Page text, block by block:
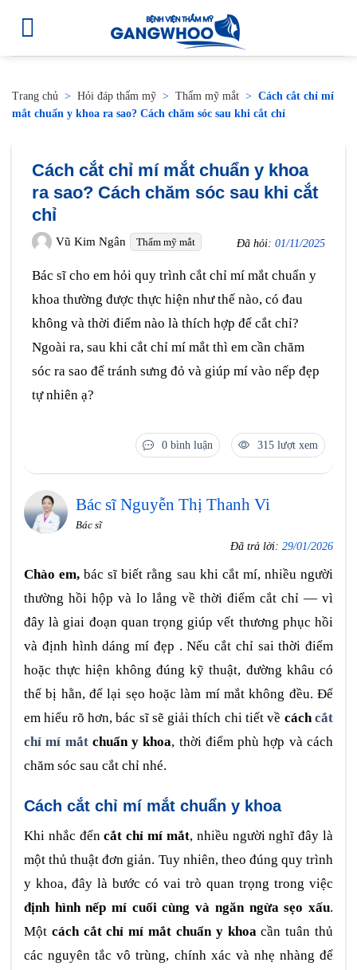
Trang chủ > Hỏi đáp thẩm mỹ > Thẩm mỹ mắt > Cách cắt chỉ mí
mắt chuẩn y khoa ra sao? Cách chăm sóc sau khi cắt chỉ
Cách cắt chỉ mí mắt chuẩn y khoa
ra sao? Cách chăm sóc sau khi cắt
chỉ
Vũ Kim Ngân Thẩm mỹ mắt Đã hỏi: 01/11/2025
Bác sĩ cho em hỏi quy trình cắt chỉ mí mắt chuẩn y
khoa thường được thực hiện như thế nào, có đau
không và thời điểm nào là thích hợp để cắt chỉ?
Ngoài ra, sau khi cắt chỉ mí mắt thì em cần chăm
sóc ra sao để tránh sưng đỏ và giúp mí vào nếp đẹp
tự nhiên ạ?
0 bình luận 315 lượt xem
Bác sĩ Nguyễn Thị Thanh Vi
Bác sĩ
Đã trả lời: 29/01/2026
Chào em,bác sĩ biết rằng sau khi cắt mí, nhiều người
thường hồi hộp và lo lắng về thời điểm cắt chỉ — vì
đây là giai đoạn quan trọng giúp vết thương phục hồi
và định hình dáng mí đẹp . Nếu cắt chỉ sai thời điểm
hoặc thực hiện không đúng kỹ thuật, đường khâu có
thể bị hằn, để lại sẹo hoặc làm mí mắt không đều. Để
em hiểu rõ hơn, bác sĩ sẽ giải thích chi tiết về cáchcắt
chỉ mí mắtchuẩn y khoa, thời điểm phù hợp và cách
chăm sóc sau cắt chỉ nhé.
Cách cắt chỉ mí mắt chuẩn y khoa
Khi nhắc đếncắt chỉ mí mắt, nhiều người nghĩ đây là
một thủ thuật đơn giản. Tuy nhiên, theo đúng quy trình
y khoa, đây là bước có vai trò quan trọng trong việc
định hình nếp mí cuối cùng và ngăn ngừa sẹo xấu.
Một cách cắt chỉ mí mắt chuẩn y khoacần tuân thủ
các nguyên tắc vô trùng, chính xác và nhẹ nhàng để